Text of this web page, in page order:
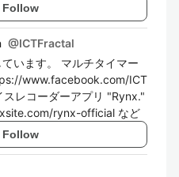
Follow
@ICTFractal
います。 マルチタイマー
www.facebook.com/ICT
レコーダーアプリ "Rynx."
rynx-official など
Follow